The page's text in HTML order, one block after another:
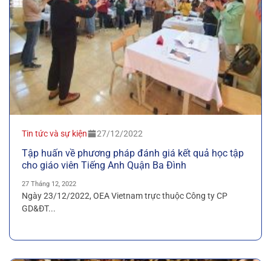
Tin tức và sự kiện 27/12/2022
Tập huấn về phương pháp đánh giá kết quả học tập
cho giáo viên Tiếng Anh Quận Ba Đình
27 Tháng 12, 2022
Ngày 23/12/2022, OEA Vietnam trực thuộc Công ty CP
GD&ĐT...